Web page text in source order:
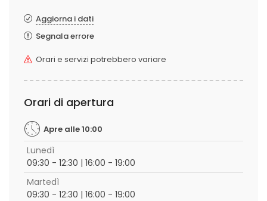
Aggiorna i dati
Segnala errore
Orari e servizi potrebbero variare
Orari di apertura
Apre alle 10:00
Lunedì
09:30 - 12:30 | 16:00 - 19:00
Martedì
09:30 - 12:30 | 16:00 - 19:00